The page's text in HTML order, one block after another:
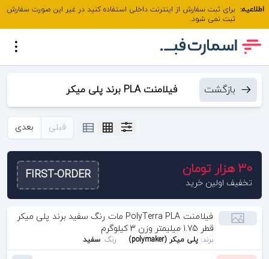
اطلاعیه: برای ثبت سفارش از اینترنت داخلی استفاده کنید در غیر این صورت سفارش
ثبت نمی شود.
بازگشت
فیلامنت PLA برند پلی میکر
(PolyMaker)
قبلی بعدی
30 هزار تومان
تخفیف اولین خرید
FIRST-ORDER
فیلامنت PolyTerra PLA مات رنگ سفید برند پلی میکر
قطر 1.75 میلیمتر وزن 3 کیلوگرم
برند: پلی میکر (polymaker) رنگ: سفید